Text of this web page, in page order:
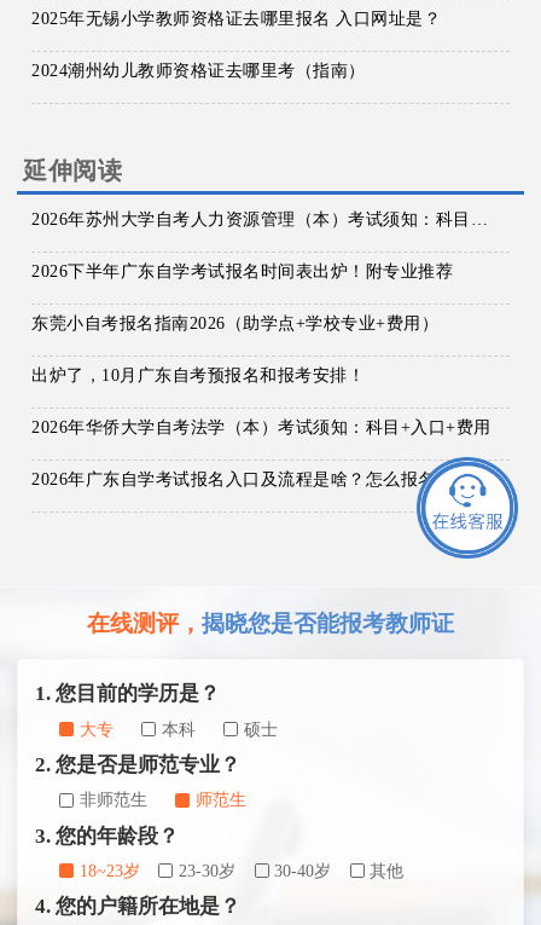
2025年无锡小学教师资格证去哪里报名 入口网址是？
2024潮州幼儿教师资格证去哪里考（指南）
延伸阅读
2026下半年广东自学考试报名时间表出炉！附专业推荐
东莞小自考报名指南2026（助学点+学校专业+费用）
出炉了，10月广东自考预报名和报考安排！
2026年华侨大学自考法学（本）考试须知：科目+入口+费用
2026年广东自学考试报名入口及流程是啥？怎么报名
在线测评， 揭晓您是否能报考教师证
1. 您目前的学历是？
大专 本科 硕士
2. 您是否是师范专业？
非师范生 师范生
3. 您的年龄段？
18~23岁 23-30岁 30-40岁 其他
4. 您的户籍所在地是？